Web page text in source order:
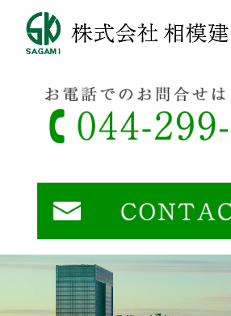
会社案内
サービス案内
採用情報
募集要項
お問い合わせ